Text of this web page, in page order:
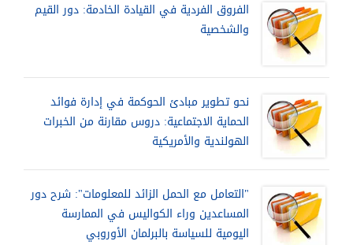
الفروق الفردية في القيادة الخادمة: دور القيم
والشخصية
نحو تطوير مبادئ الحوكمة في إدارة فوائد
الحماية الاجتماعية: دروس مقارنة من الخبرات
الهولندية والأمريكية
"التعامل مع الحمل الزائد للمعلومات": شرح دور
المساعدين وراء الكواليس في الممارسة
اليومية للسياسة بالبرلمان الأوروبي